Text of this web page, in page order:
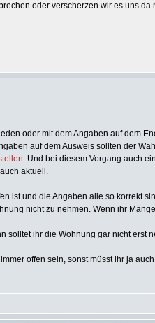
oder verscherzen wir es uns da
oder mit dem Angaben auf dem
auf dem Ausweis sollten der
Und bei diesem Vorgang auch
aktuell.
ist und die Angaben alle so korrekt
nicht zu nehmen. Wenn ihr
solltet ihr die Wohnung gar nicht erst
offen sein, sonst müsst ihr ja